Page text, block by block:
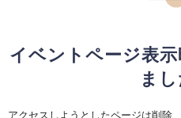
イベントページ表
まし
アクセスしようとしたページは削除